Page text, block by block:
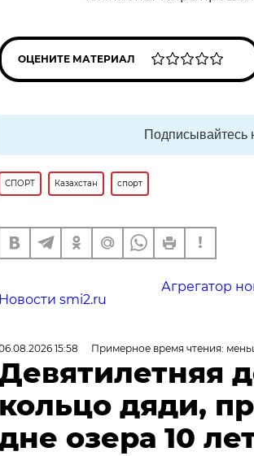
ОЦЕНИТЕ МАТЕРИАЛ
Подписывайтесь
СПОРТ Казахстан спорт
Агрегатор
Новости smi2.ru
15:58 Примерное время чтения:
кольцо дяди,
озера 10